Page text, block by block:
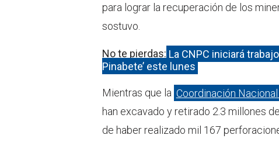
para lograr la recuperación de los
sostuvo.
No te pierdas: La CNPC iniciará
Pinabete’ este lunes
Mientras que la Coordinación
han excavado y retirado 2.3 millones
de haber realizado mil 167